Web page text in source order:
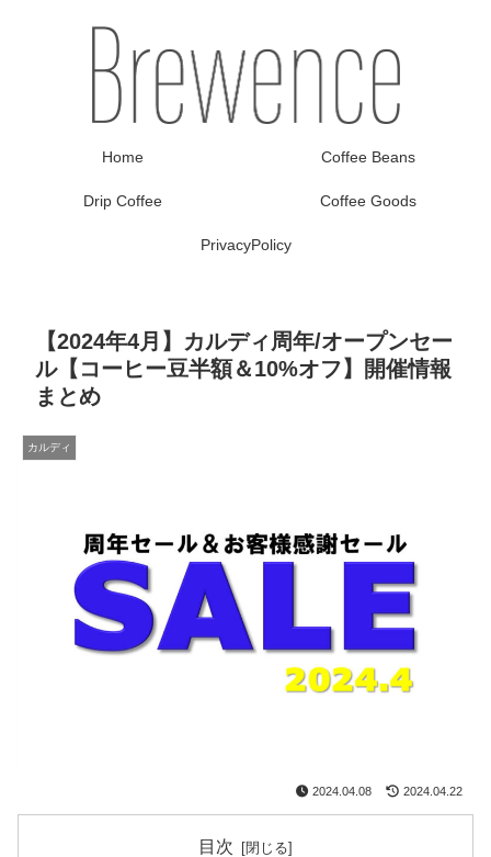
Home Coffee Beans
Drip Coffee Coffee Goods
PrivacyPolicy
【2024年4月】カルディ周年/オープンセー
ル【コーヒー豆半額＆10%オフ】開催情報
まとめ
カルディ
2024.04.08 2024.04.22
目次